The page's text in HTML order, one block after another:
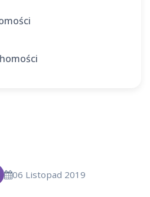
06 Listopad 2019